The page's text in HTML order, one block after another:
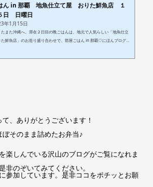
ん in 那覇 地魚仕立て屋 おりた鮮魚店 １
日 日曜日
年1月15日
また沖縄へ。滞在２日目の晩ごはんは、地元で人気らしい「地魚仕立
鮮魚店」のお造り盛り合わせで、部屋ごはん in 那覇♡にほんブログ村
、ありがとうございます！
そのまま詰めたお弁当♪
楽しんでいる沢山のブログがご覧になれま
非のぞいてみてください。
参加しています。是非ココをポチッとお願